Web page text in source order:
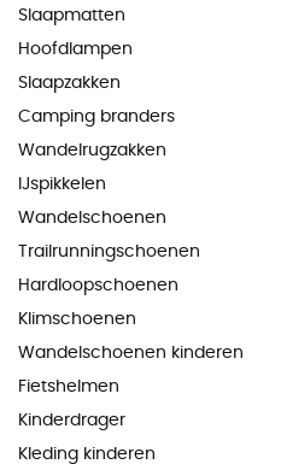
Slaapmatten
Hoofdlampen
Slaapzakken
Camping branders
Wandelrugzakken
IJspikkelen
Wandelschoenen
Trailrunningschoenen
Hardloopschoenen
Klimschoenen
Wandelschoenen kinderen
Fietshelmen
Kinderdrager
Kleding kinderen